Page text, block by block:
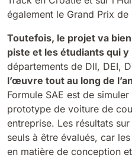
1100 mm
E110-R
1100 mm
également le Grand Prix
Toutefois, le projet va
piste et les étudiants qui
départements de DII, DEI,
l’œuvre tout au long de
Formule SAE est de
prototype de voiture de
entreprise. Les résultats
seuls à être évalués, car
en matière de conception